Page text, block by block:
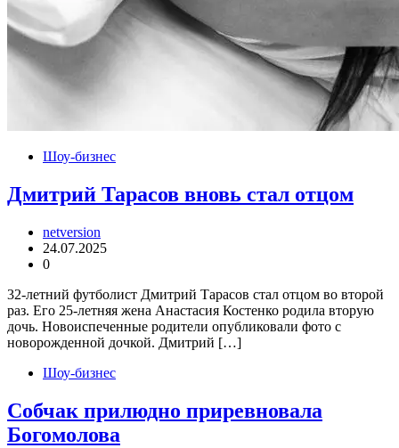
Шоу-бизнес
Дмитрий Тарасов вновь стал отцом
netversion
24.07.2025
0
32-летний футболист Дмитрий Тарасов стал отцом во второй
раз. Его 25-летняя жена Анастасия Костенко родила вторую
дочь. Новоиспеченные родители опубликовали фото с
новорожденной дочкой. Дмитрий […]
Шоу-бизнес
Собчак прилюдно приревновала
Богомолова